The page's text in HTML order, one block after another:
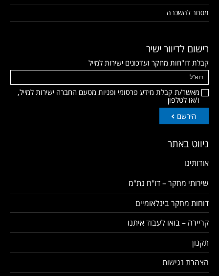
מסחר להשכרה
רישום לדיוור ישיר
קבלת דו"חות מחקר ועדכונים ישירות למייל
מאשר/ת קבלת מידע פרסומי ופניות מטעם החברה ישירות למייל,
ו/או לטלפון
הירשם
ניווט באתר
אודותינו
שירותי מחקר – דו"ח נת"מ
דוחות מחקר בינלאומיים
קריירה – בואו לעבוד איתנו
תקנון
הצהרת נגישות